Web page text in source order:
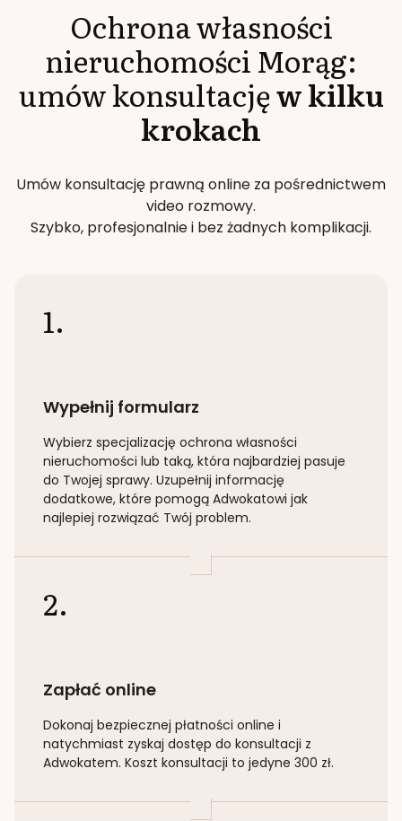
Ochrona własności
nieruchomościMorąg:
umów konsultacjęw kilku
krokach
Umów konsultację prawną online za pośrednictwem
video rozmowy.
Szybko, profesjonalnie i bez żadnych komplikacji.
1.
Wypełnij formularz
Wybierz specjalizację ochrona własności
nieruchomości lub taką, która najbardziej pasuje
do Twojej sprawy. Uzupełnij informację
dodatkowe, które pomogą Adwokatowi jak
najlepiej rozwiązać Twój problem.
2.
Zapłać online
Dokonaj bezpiecznej płatności online i
natychmiast zyskaj dostęp do konsultacji z
Adwokatem. Koszt konsultacji to jedyne 300 zł.